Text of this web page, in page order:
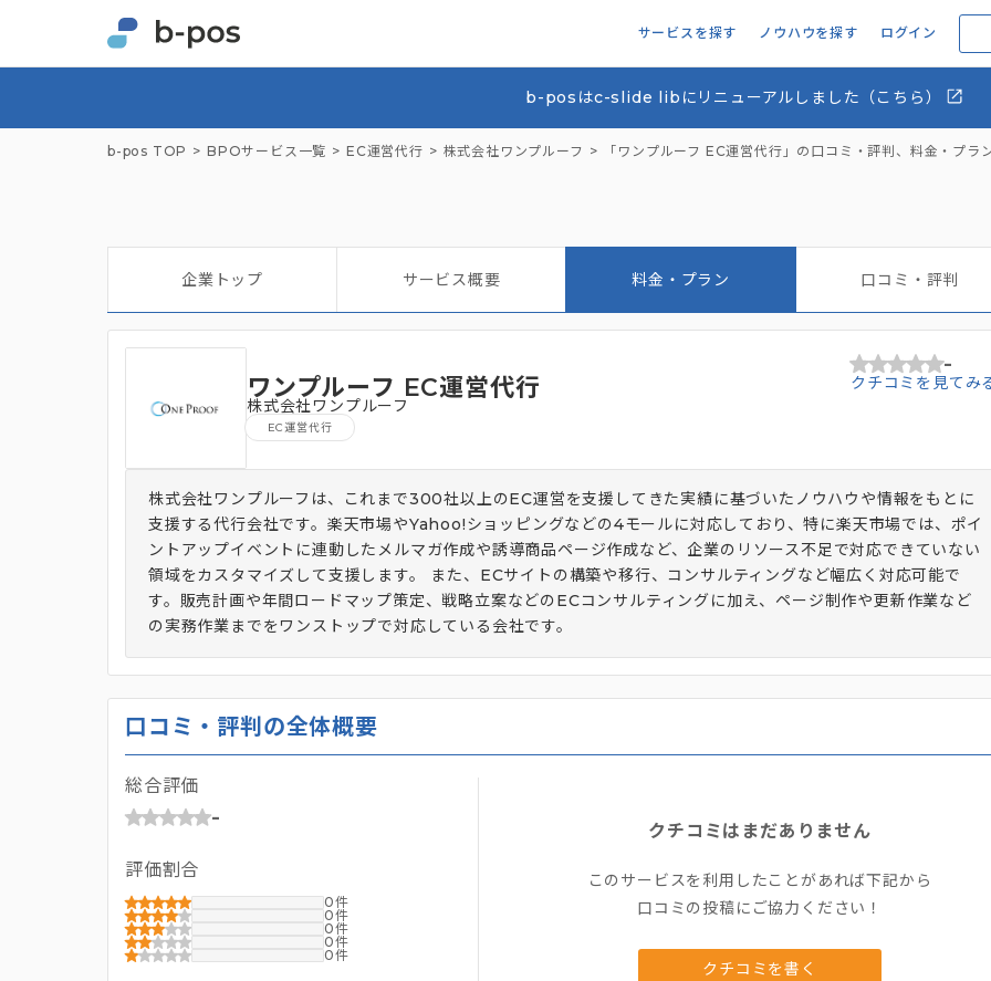
サービスを探す ノウハウを探す ログイン
b-posはc-slide libにリニューアルしました（こちら）
b-pos TOP BPOサービス一覧 EC運営代行 株式会社ワンプルーフ 「ワンプルーフ EC運営代行」の口コミ・評判、料金・プラ
企業トップ サービス概要 料金・プラン 口コミ・評判
ワンプルーフ EC運営代行
株式会社ワンプルーフ
EC運営代行
-
クチコミを見てみ
株式会社ワンプルーフは、これまで300社以上のEC運営を支援してきた実績に基づいたノウハウや情報をもとに
支援する代行会社です。楽天市場やYahoo!ショッピングなどの4モールに対応しており、特に楽天市場では、ポイ
ントアップイベントに連動したメルマガ作成や誘導商品ページ作成など、企業のリソース不足で対応できていない
領域をカスタマイズして支援します。 また、ECサイトの構築や移行、コンサルティングなど幅広く対応可能で
す。販売計画や年間ロードマップ策定、戦略立案などのECコンサルティングに加え、ページ制作や更新作業など
の実務作業までをワンストップで対応している会社です。
口コミ・評判の全体概要
総合評価
-
評価割合
0
0
0
0
0
クチコミはまだありません
このサービスを利用したことがあれば下記から
口コミの投稿にご協力ください！
クチコミを書く